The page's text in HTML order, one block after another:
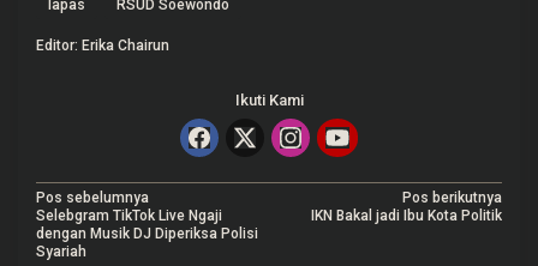
lapas
RSUD Soewondo
Editor: Erika Chairun
Ikuti Kami
N
a
Pos sebelumnya
Selebgram TikTok Live Ngaji
dengan Musik DJ Diperiksa Polisi
Syariah
Pos berikutnya
IKN Bakal jadi Ibu Kota Politik